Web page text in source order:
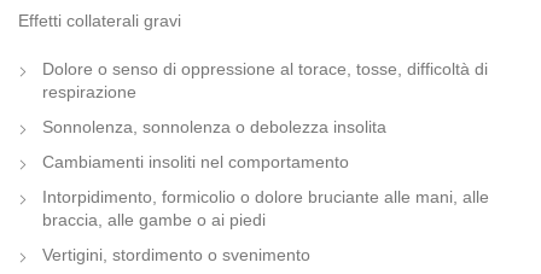
Effetti collaterali gravi
Dolore o senso di oppressione al torace, tosse, difficoltà di
respirazione
Sonnolenza, sonnolenza o debolezza insolita
Cambiamenti insoliti nel comportamento
Intorpidimento, formicolio o dolore bruciante alle mani, alle
braccia, alle gambe o ai piedi
Vertigini, stordimento o svenimento